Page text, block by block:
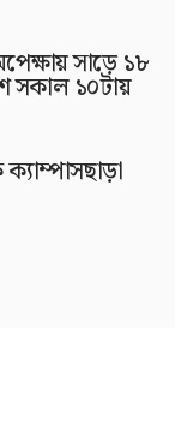
সাড়ে ১৮
সকাল ১০টায়